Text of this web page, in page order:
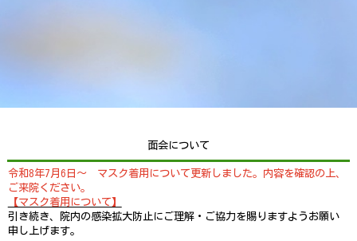
面会について
令和8年7月6日～ マスク着用について更新しました。内容を確認の上、
ご来院ください。
【マスク着用について】
引き続き、院内の感染拡大防止にご理解・ご協力を賜りますようお願い
申し上げます。